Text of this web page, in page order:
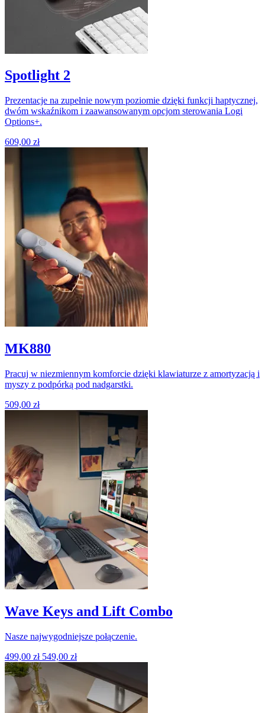
Spotlight 2
Prezentacje na zupełnie nowym poziomie dzięki funkcji haptycznej,
dwóm wskaźnikom i zaawansowanym opcjom sterowania Logi
Options+.
609,00 zł
MK880
Pracuj w niezmiennym komforcie dzięki klawiaturze z amortyzacją i
myszy z podpórką pod nadgarstki.
509,00 zł
Wave Keys and Lift Combo
Nasze najwygodniejsze połączenie.
499,00 zł 549,00 zł